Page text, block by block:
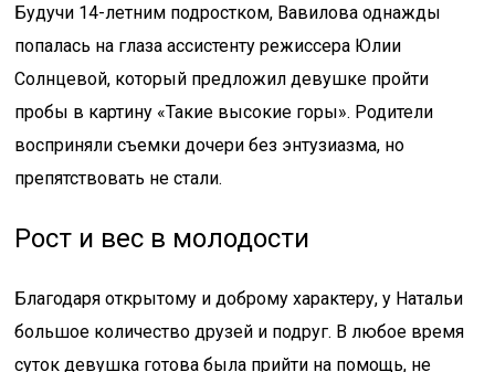
Будучи 14-летним подростком, Вавилова однажды
попалась на глаза ассистенту режиссера Юлии
Солнцевой, который предложил девушке пройти
пробы в картину «Такие высокие горы». Родители
восприняли съемки дочери без энтузиазма, но
препятствовать не стали.
Рост и вес в молодости
Благодаря открытому и доброму характеру, у Натальи
большое количество друзей и подруг. В любое время
суток девушка готова была прийти на помощь, не